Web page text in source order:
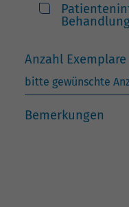
Anzahl Exemplare
Bemerkungen